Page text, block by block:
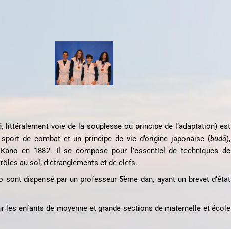
, littéralement voie de la souplesse ou principe de l’adaptation) est
de combat et un principe de vie d’origine japonaise (budō),
en 1882. Il se compose pour l’essentiel de techniques de
au sol, d’étranglements et de clefs.
sont dispensé par un professeur 5ème dan, ayant un brevet d’état
les enfants de moyenne et grande sections de maternelle et école